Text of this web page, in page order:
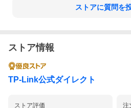
ストアに質問を
ストア情報
TP-Link公式ダイレクト
ストア評価 注